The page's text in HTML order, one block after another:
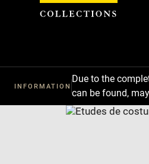
INFORMATION
Due to the
can be found,
Download
Previous
Cookies management panel